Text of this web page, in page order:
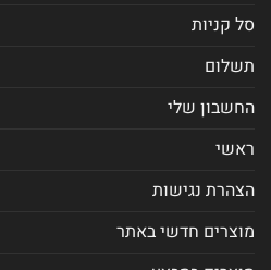
סל קניות
תשלום
החשבון שלי
ראשי
הצהרת נגישות
מוצרים חדשי באתר